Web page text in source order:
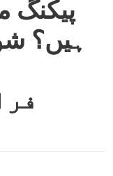
پیکنگ
ہیں؟